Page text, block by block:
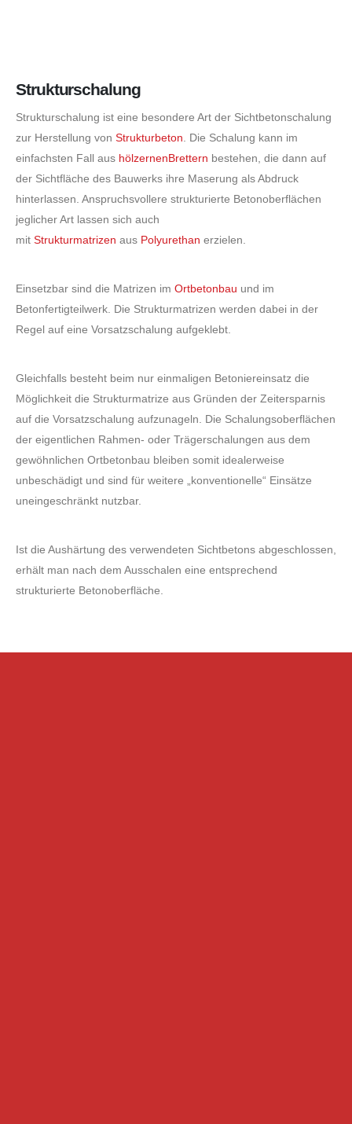
Strukturschalung
Strukturschalung ist eine besondere Art der Sichtbetonschalung
zur Herstellung von Strukturbeton . Die Schalung kann im
einfachsten Fall aus hölzernenBrettern bestehen, die dann auf
der Sichtfläche des Bauwerks ihre Maserung als Abdruck
hinterlassen. Anspruchsvollere strukturierte Betonoberflächen
jeglicher Art lassen sich auch
mit Strukturmatrizen aus Polyurethan erzielen.
Einsetzbar sind die Matrizen im Ortbetonbau und im
Betonfertigteilwerk. Die Strukturmatrizen werden dabei in der
Regel auf eine Vorsatzschalung aufgeklebt.
Gleichfalls besteht beim nur einmaligen Betoniereinsatz die
Möglichkeit die Strukturmatrize aus Gründen der Zeitersparnis
auf die Vorsatzschalung aufzunageln. Die Schalungsoberflächen
der eigentlichen Rahmen- oder Trägerschalungen aus dem
gewöhnlichen Ortbetonbau bleiben somit idealerweise
unbeschädigt und sind für weitere „konventionelle“ Einsätze
uneingeschränkt nutzbar.
Ist die Aushärtung des verwendeten Sichtbetons abgeschlossen,
erhält man nach dem Ausschalen eine entsprechend
strukturierte Betonoberfläche.